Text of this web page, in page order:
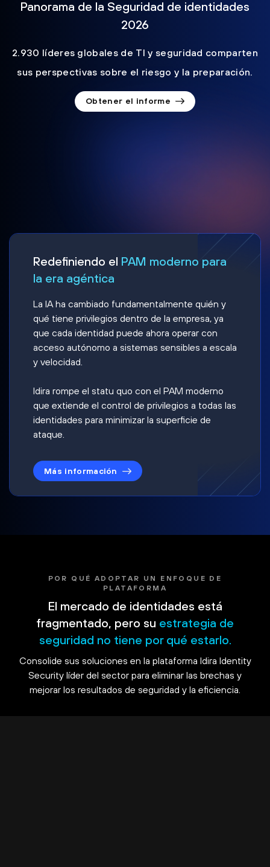
Panorama de la Seguridad de identidades
2026
2.930 líderes globales de TI y seguridad comparten
sus perspectivas sobre el riesgo y la preparación.
Obtener el informe
Redefiniendo el PAM moderno para
la era agéntica
La IA ha cambiado fundamentalmente quién y
qué tiene privilegios dentro de la empresa, ya
que cada identidad puede ahora operar con
acceso autónomo a sistemas sensibles a escala
y velocidad.
Idira rompe el statu quo con el PAM moderno
que extiende el control de privilegios a todas las
identidades para minimizar la superficie de
ataque.
Más información
POR QUÉ ADOPTAR UN ENFOQUE DE
PLATAFORMA
El mercado de identidades está
fragmentado, pero su estrategia de
seguridad no tiene por qué estarlo.
Consolide sus soluciones en la plataforma Idira Identity
Security líder del sector para eliminar las brechas y
mejorar los resultados de seguridad y la eficiencia.